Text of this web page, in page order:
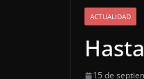
ACTUALIDAD
15 de